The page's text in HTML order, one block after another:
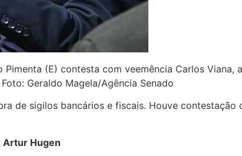
(E) contesta com veemência Carlos Viana,
Geraldo Magela/Agência Senado
de sigilos bancários e fiscais. Houve contestação
Artur Hugen